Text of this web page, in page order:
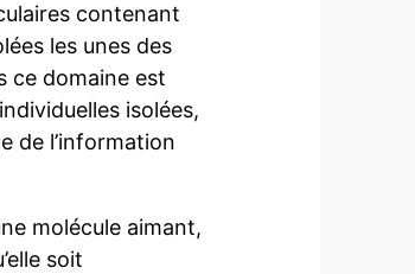
contenant
les unes des
ce domaine est
isolées,
de l’information
molécule aimant,
soit